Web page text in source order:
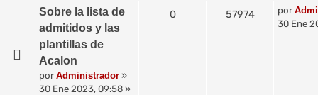
Sobre la lista de
admitidos y las
plantillas de
Acalon
por Administrador »
30 Ene 2023, 09:58 »
0 57974 por
30 Ene